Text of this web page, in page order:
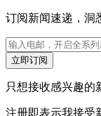
订阅新闻速递，洞
立即订阅
只想接收感兴趣的
注册即表示我接受